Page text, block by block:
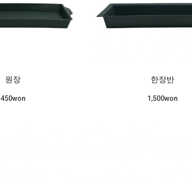
원장
450won
한장반
1,500won